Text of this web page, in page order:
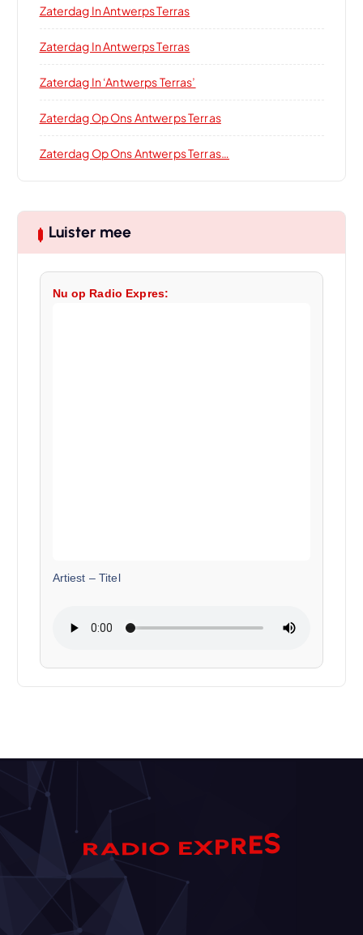
Zaterdag In Antwerps Terras
Zaterdag In Antwerps Terras
Zaterdag In ‘Antwerps Terras’
Zaterdag Op Ons Antwerps Terras
Zaterdag Op Ons Antwerps Terras…
Luister mee
Nu op Radio Expres:
Artiest – Titel
RADIO EXPRES